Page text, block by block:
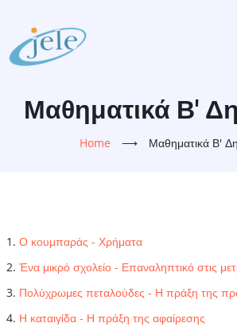
main
content
Μαθηματικά Β'
Home ⟶ Μαθηματικά Β'
Ο κουμπαράς - Χρήματα
Ένα μικρό σχολείο - Επαναληπτικό στις
Πολύχρωμες πεταλούδες - Η πράξη της
Η καταιγίδα - Η πράξη της αφαίρεσης